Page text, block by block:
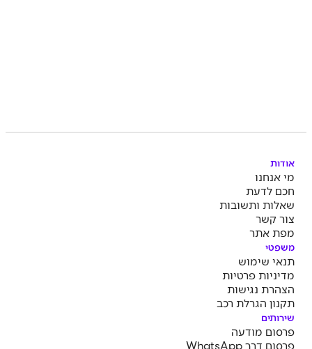
אודות
מי אנחנו
חכם לדעת
שאלות ותשובות
צור קשר
מפת אתר
משפטי
תנאי שימוש
מדיניות פרטיות
הצהרת נגישות
תקנון הגרלת רכב
שירותים
פרסום מודעה
פרסום דרך WhatsApp